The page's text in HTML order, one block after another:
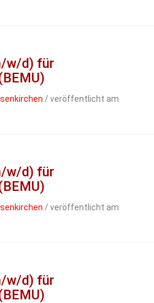
w/d) für
/ veröffentlicht am
w/d) für
/ veröffentlicht am
w/d) für